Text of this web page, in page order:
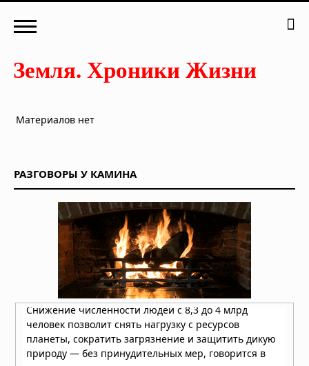
Материалов нет
РАЗГОВОРЫ У КАМИНА